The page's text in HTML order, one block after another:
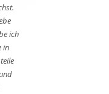
ich
in